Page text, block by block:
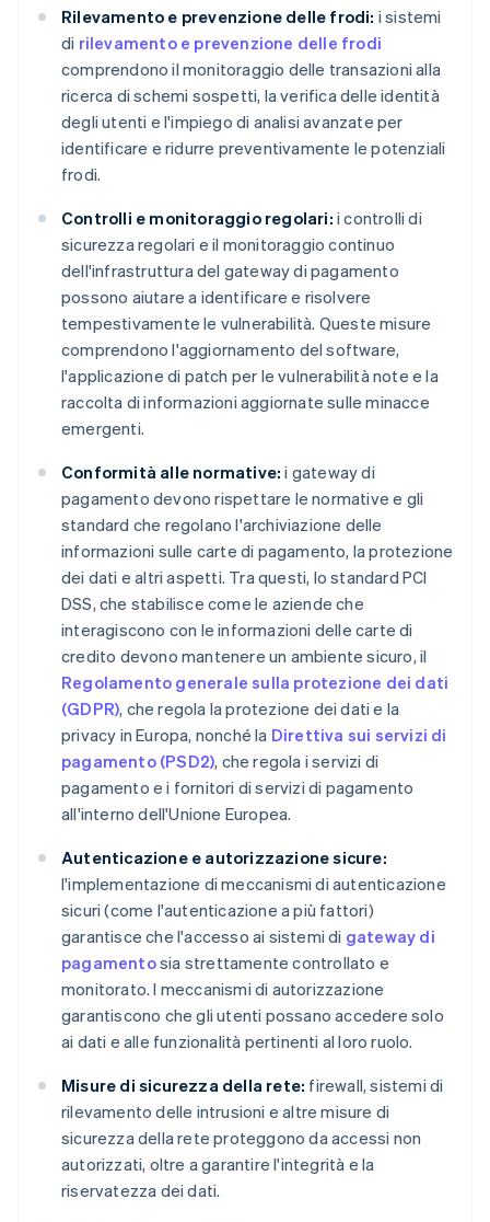
Rilevamento e prevenzione delle frodi: i sistemi
di rilevamento e prevenzione delle frodi
comprendono il monitoraggio delle transazioni alla
ricerca di schemi sospetti, la verifica delle identità
degli utenti e l'impiego di analisi avanzate per
identificare e ridurre preventivamente le potenziali
frodi.
Controlli e monitoraggio regolari: i controlli di
sicurezza regolari e il monitoraggio continuo
dell'infrastruttura del gateway di pagamento
possono aiutare a identificare e risolvere
tempestivamente le vulnerabilità. Queste misure
comprendono l'aggiornamento del software,
l'applicazione di patch per le vulnerabilità note e la
raccolta di informazioni aggiornate sulle minacce
emergenti.
Conformità alle normative: i gateway di
pagamento devono rispettare le normative e gli
standard che regolano l'archiviazione delle
informazioni sulle carte di pagamento, la protezione
dei dati e altri aspetti. Tra questi, lo standard PCI
DSS, che stabilisce come le aziende che
interagiscono con le informazioni delle carte di
credito devono mantenere un ambiente sicuro, il
Regolamento generale sulla protezione dei dati
(GDPR), che regola la protezione dei dati e la
privacy in Europa, nonché la Direttiva sui servizi di
pagamento (PSD2), che regola i servizi di
pagamento e i fornitori di servizi di pagamento
all'interno dell'Unione Europea.
Autenticazione e autorizzazione sicure:
l'implementazione di meccanismi di autenticazione
sicuri (come l'autenticazione a più fattori)
garantisce che l'accesso ai sistemi di gateway di
pagamentosia strettamente controllato e
monitorato. I meccanismi di autorizzazione
garantiscono che gli utenti possano accedere solo
ai dati e alle funzionalità pertinenti al loro ruolo.
Misure di sicurezza della rete: firewall, sistemi di
rilevamento delle intrusioni e altre misure di
sicurezza della rete proteggono da accessi non
autorizzati, oltre a garantire l'integrità e la
riservatezza dei dati.